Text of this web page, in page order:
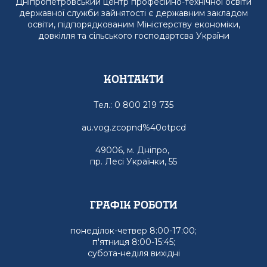
державної служби зайнятості є державним закладом
освіти, підпорядкованим Міністерству економіки,
довкілля та сільського господартсва України
Контакти
Тел.: 0 800 219 735
au.vog.zcopnd%40otpcd
49006, м. Дніпро,
пр. Лесі Українки, 55
графік роботи
понеділок-четвер 8:00-17:00;
п'ятниця 8:00-15:45;
субота-неділя вихідні